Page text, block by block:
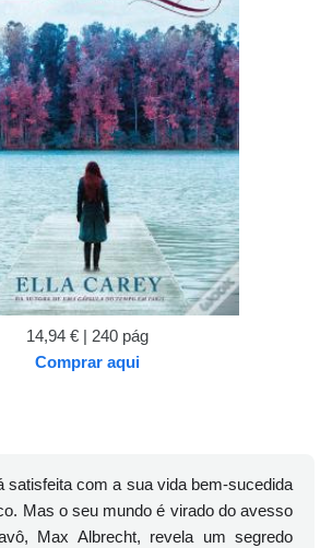
14,94 € | 240 pág
Comprar aqui
satisfeita com a sua vida bem-sucedida
Mas o seu mundo é virado do avesso
Max Albrecht, revela um segredo